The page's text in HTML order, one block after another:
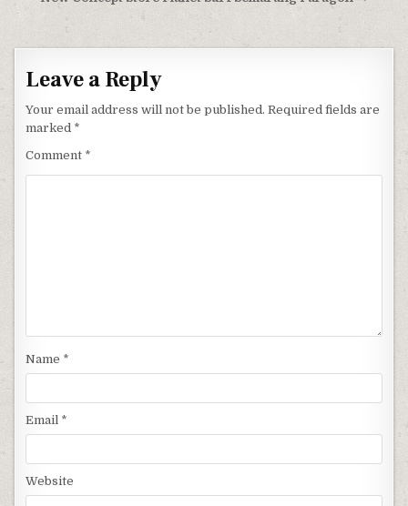
Leave a Reply
Your email address will not be published. Required fields are
marked *
Comment *
Name *
Email *
Website